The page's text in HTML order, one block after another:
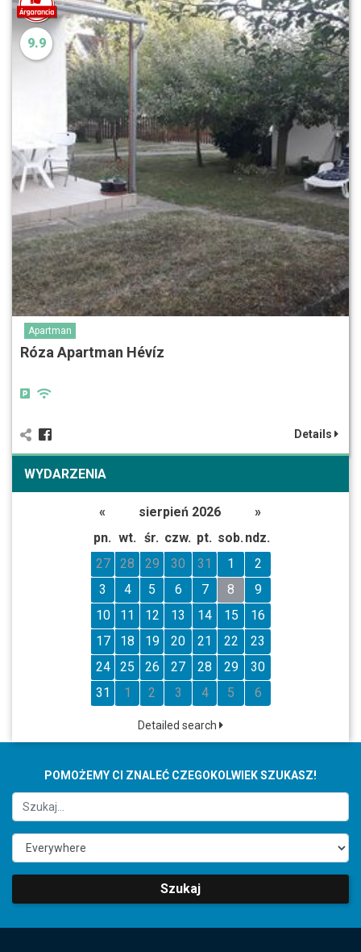
9.9
Apartman
Róza Apartman Hévíz
Details
WYDARZENIA
« sierpień 2026
»
pn. wt. śr. czw. pt. sob. ndz.
27
28 29 30 31 1
2
3
4 5 6 7 8
9
10
11 12 13 14 15
16
17
18 19 20 21 22
23
24
25 26 27 28 29
30
31
1 2 3 4 5 6
Detailed search
POMOŻEMY CI ZNALEĆ CZEGOKOLWIEK SZUKASZ!
Szukaj